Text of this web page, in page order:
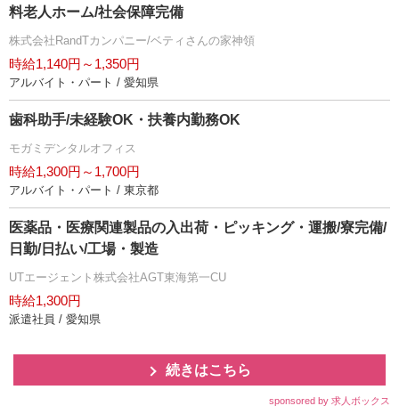
料老人ホーム/社会保障完備
株式会社RandTカンパニー/ベティさんの家神領
時給1,140円～1,350円
アルバイト・パート / 愛知県
歯科助手/未経験OK・扶養内勤務OK
モガミデンタルオフィス
時給1,300円～1,700円
アルバイト・パート / 東京都
医薬品・医療関連製品の入出荷・ピッキング・運搬/寮完備/
日勤/日払い/工場・製造
UTエージェント株式会社AGT東海第一CU
時給1,300円
派遣社員 / 愛知県
続きはこちら
sponsored by 求人ボックス